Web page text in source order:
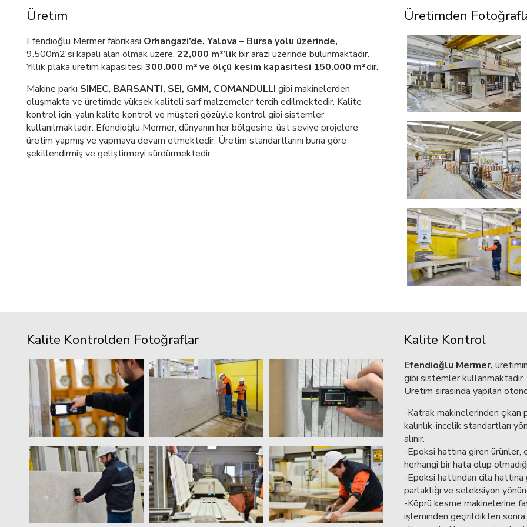
Üretim
Efendioğlu Mermer fabrikası Orhangazi’de, Yalova – Bursa yolu üzerinde,
9.500m2'si kapalı alan olmak üzere, 22,000 m²’likbir arazi üzerinde bulunmaktadır.
Yıllık plaka üretim kapasitesi 300.000 m² ve ölçü kesim kapasitesi 150.000 m²’dir.
Makine parkı SIMEC, BARSANTI, SEI, GMM, COMANDULLI gibi makinelerden
oluşmakta ve üretimde yüksek kaliteli sarf malzemeler tercih edilmektedir. Kalite
kontrol için, yalın kalite kontrol ve müşteri gözüyle kontrol gibi sistemler
kullanılmaktadır. Efendioğlu Mermer, dünyanın her bölgesine, üst seviye projelere
üretim yapmış ve yapmaya devam etmektedir. Üretim standartlarını buna göre
şekillendirmiş ve geliştirmeyi sürdürmektedir.
Üretimden
Kalite Kontrolden Fotoğraflar Kalite Kontrol
Efendioğlu Mermer,
gibi sistemler kullanmaktadır.
Üretim sırasında yapılan
-Katrak makinelerinden
kalınlık-incelik standartları
alınır.
-Epoksi hattına giren ürünler,
herhangi bir hata olup
-Epoksi hattından cila hattına
parlaklığı ve seleksiyon
-Köprü kesme makinelerine
işleminden geçirildikten